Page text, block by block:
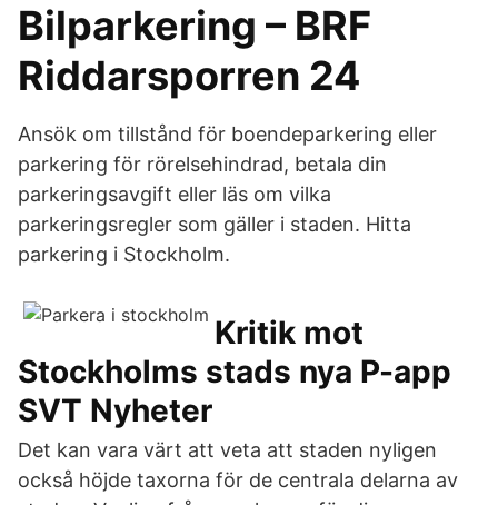
Bilparkering – BRF
Riddarsporren 24
Ansök om tillstånd för boendeparkering eller
parkering för rörelsehindrad, betala din
parkeringsavgift eller läs om vilka
parkeringsregler som gäller i staden. Hitta
parkering i Stockholm.
Kritik mot
Stockholms stads nya P-app
SVT Nyheter
Det kan vara värt att veta att staden nyligen
också höjde taxorna för de centrala delarna av